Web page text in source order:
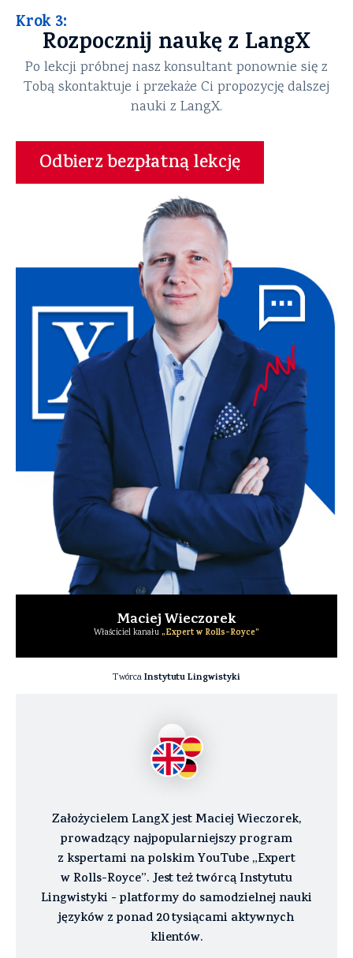
Krok 3:
Rozpocznij naukę z LangX
Po lekcji próbnej nasz konsultant ponownie się z
Tobą skontaktuje i przekaże Ci propozycję dalszej
nauki z LangX.
Odbierz bezpłatną lekcję
Maciej Wieczorek
Właściciel kanału„Expert w Rolls-Royce”
Założycielem LangX jest Maciej Wieczorek,
prowadzący najpopularniejszy program
z kspertami na polskim YouTube „Expert
w Rolls-Royce”. Jest też twórcą Instytutu
Lingwistyki - platformy do samodzielnej nauki
języków z ponad 20 tysiącami aktywnych
klientów.
TwórcaInstytutu Lingwistyki